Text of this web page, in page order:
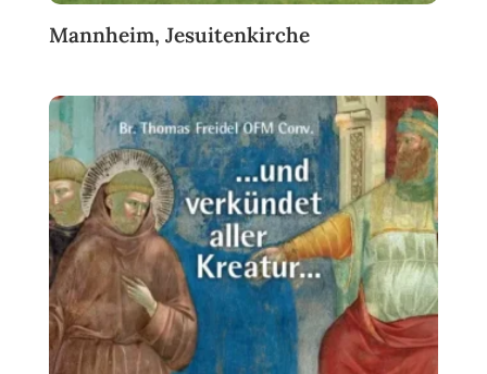
Mannheim, Jesuitenkirche